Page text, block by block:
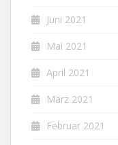
Juni 2021
Mai 2021
April 2021
März 2021
Februar 2021